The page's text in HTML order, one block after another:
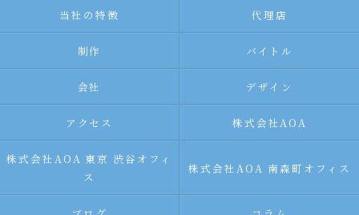
当社の特徴 代理店
制作 バイトル
会社 デザイン
アクセス 株式会社AOA
株式会社AOA 東京 渋谷オフィ
ス
株式会社AOA 南森町オフィス